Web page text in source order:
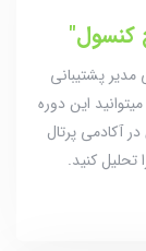
پشتیبانی
است. میتوانید این دوره
آکادمی پرتال
تحلیل کنید.